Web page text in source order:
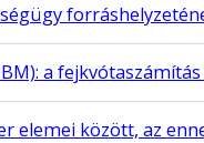
a
elemei között, az